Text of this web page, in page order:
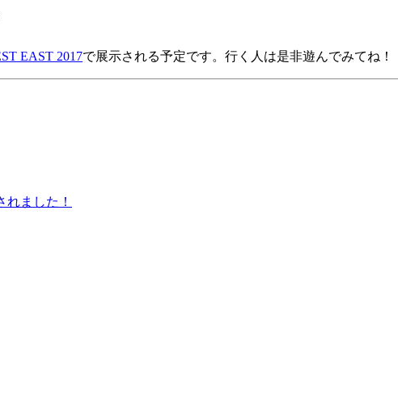
EAST 2017で展示される予定です。行く人は是非遊んでみてね！
ました！